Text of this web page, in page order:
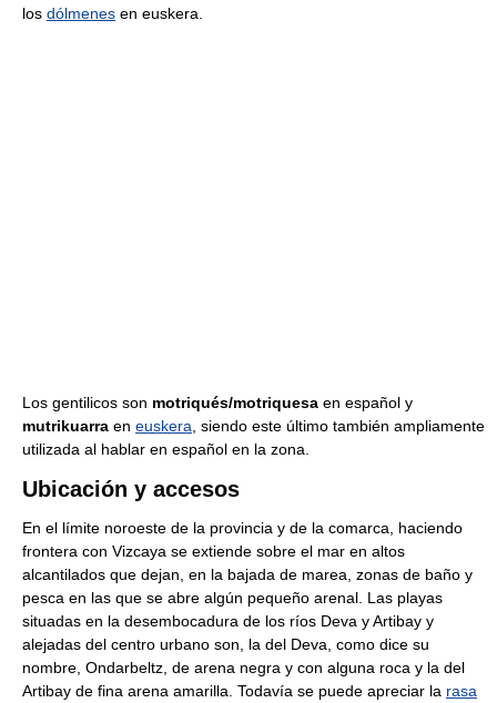
los dólmenes en euskera.
Los gentilicos son motriqués/motriquesa en español y
mutrikuarra en euskera , siendo este último también ampliamente
utilizada al hablar en español en la zona.
Ubicación y accesos
En el límite noroeste de la provincia y de la comarca, haciendo
frontera con Vizcaya se extiende sobre el mar en altos
alcantilados que dejan, en la bajada de marea, zonas de baño y
pesca en las que se abre algún pequeño arenal. Las playas
situadas en la desembocadura de los ríos Deva y Artibay y
alejadas del centro urbano son, la del Deva, como dice su
nombre, Ondarbeltz, de arena negra y con alguna roca y la del
Artibay de fina arena amarilla. Todavía se puede apreciar la rasa